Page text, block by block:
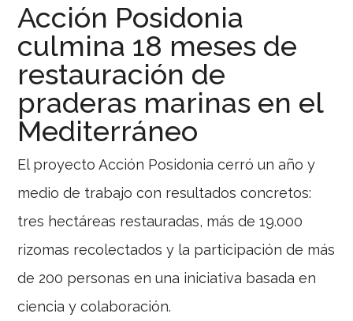
trasladan
a
la
Secretaría
General
de
la
necesidad
una
gestión
la
Acción Posidonia
culmina 18 meses de
restauración de
praderas marinas en el
Mediterráneo
El proyecto Acción Posidonia cerró un año y
medio de trabajo con resultados concretos:
tres hectáreas restauradas, más de 19.000
rizomas recolectados y la participación de más
de 200 personas en una iniciativa basada en
ciencia y colaboración.